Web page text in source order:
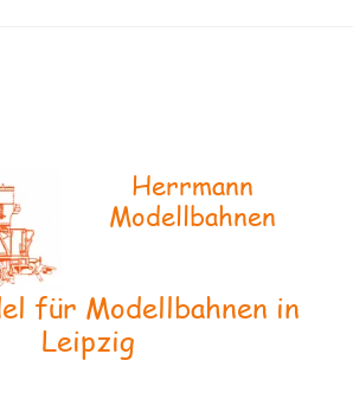
Herrmann
Modellbahnen
für Modellbahnen in
Leipzig